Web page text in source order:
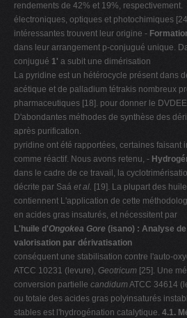
rendements de 42% et 19%, respectivement.
électroniques, optiques et photochimiques
intéressantes trouvent leur origine -
dans leur arrangement p-conjugué unique.
conjugué 1' a subit une dimérisation
La pyridine est un hétérocycle présent dans
acétique et de palladium tétrakis nombreux
pharmaceutiques [18]. pour donner le
D'abondantes méthodes de synthèse des
après purification.
pyridine ont été rapportées, certaines faisant
comme réactif. Nous avons retenu, -
dans le cadre de ce travail, la
décrite par Saá et al. [19]. La plupart des
contiennent L'application de cette
en acides gras insaturés, et nécessitent par
L'huile d'Ongokea Gore (isano) : Analyse
valorisation par dérivatisation
conséquent une stabilisation contre l'auto-
ATCC 10231 (levure), Geotricum [25]. Une
conversion partielle candidumATCC 34614
ou totale des acides gras polyinsaturés
stables est l'hydrogénation catalytique. 4.1.